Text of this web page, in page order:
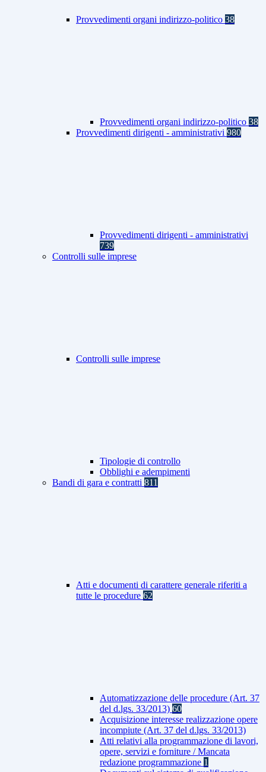
Provvedimenti organi indirizzo-politico 38
Provvedimenti organi indirizzo-politico 38
Provvedimenti dirigenti - amministrativi 980
Provvedimenti dirigenti - amministrativi
739
Controlli sulle imprese
Controlli sulle imprese
Tipologie di controllo
Obblighi e adempimenti
Bandi di gara e contratti 811
Atti e documenti di carattere generale riferiti a
tutte le procedure 62
Automatizzazione delle procedure (Art. 37
del d.lgs. 33/2013) 60
Acquisizione interesse realizzazione opere
incompiute (Art. 37 del d.lgs. 33/2013)
Atti relativi alla programmazione di lavori,
opere, servizi e forniture / Mancata
redazione programmazione 1